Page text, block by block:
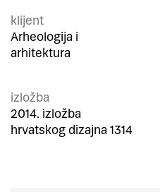
klijent
Arheologija i
arhitektura
izložba
2014. izložba
hrvatskog dizajna 1314